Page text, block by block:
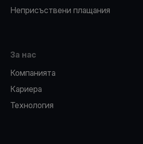
Неприсъствени плащания
За нас
Компанията
Кариера
Технология